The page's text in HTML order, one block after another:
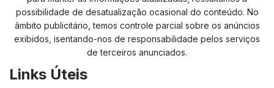
possibilidade de desatualização ocasional do conteúdo. No
âmbito publicitário, temos controle parcial sobre os anúncios
exibidos, isentando-nos de responsabilidade pelos serviços
de terceiros anunciados.
Links Úteis